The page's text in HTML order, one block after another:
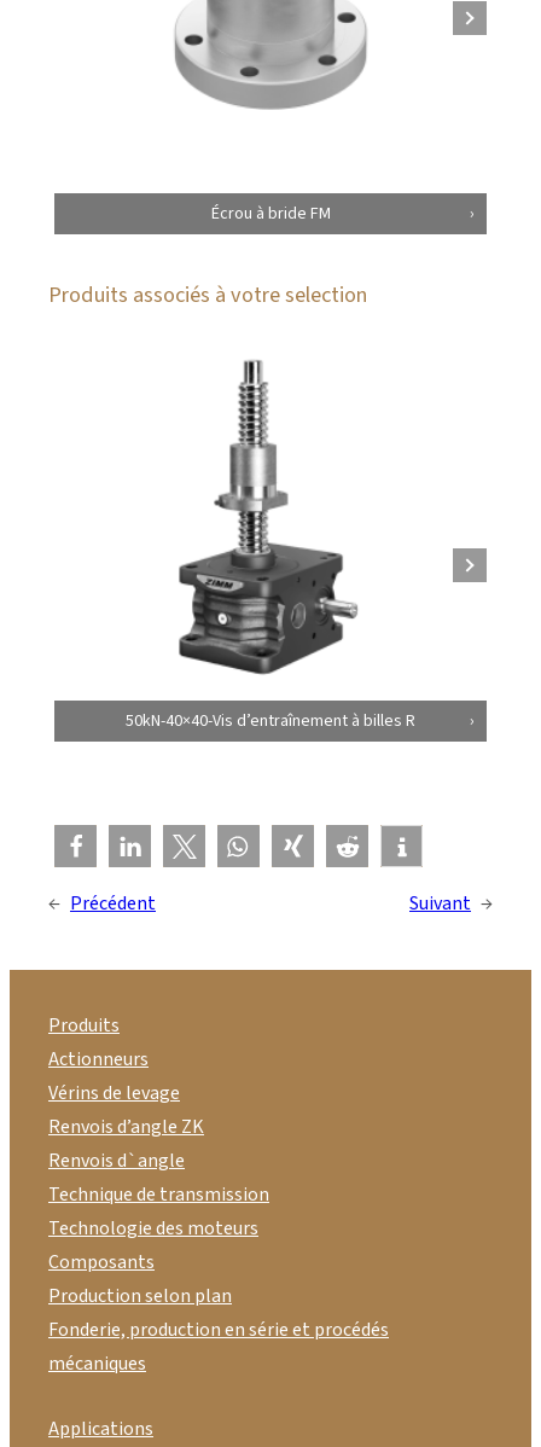
Écrou à bride FM
Produits associés à votre selection
50kN-40×40-Vis d’entraînement à billes R
← Précédent Suivant →
Produits
Actionneurs
Vérins de levage
Renvois d’angle ZK
Renvois d`angle
Technique de transmission
Technologie des moteurs
Composants
Production selon plan
Fonderie, production en série et procédés
mécaniques
Applications